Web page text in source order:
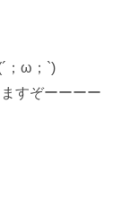
；ω；`)
すぞーーーー